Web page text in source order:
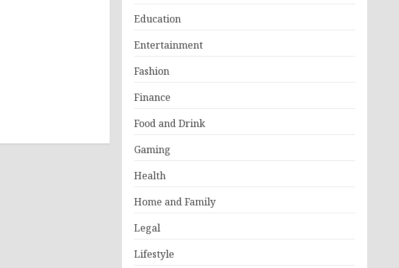
Education
Entertainment
Fashion
Finance
Food and Drink
Gaming
Health
Home and Family
Legal
Lifestyle